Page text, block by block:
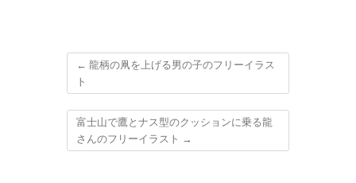
← 龍柄の凧を上げる男の子のフリーイラス
ト
富士山で鷹とナス型のクッションに乗る龍
さんのフリーイラスト →